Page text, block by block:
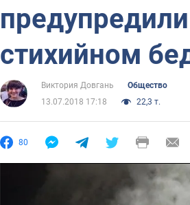
стихийном
Виктория Довгань
Общество
13.07.2018 17:18
22,3 т.
80